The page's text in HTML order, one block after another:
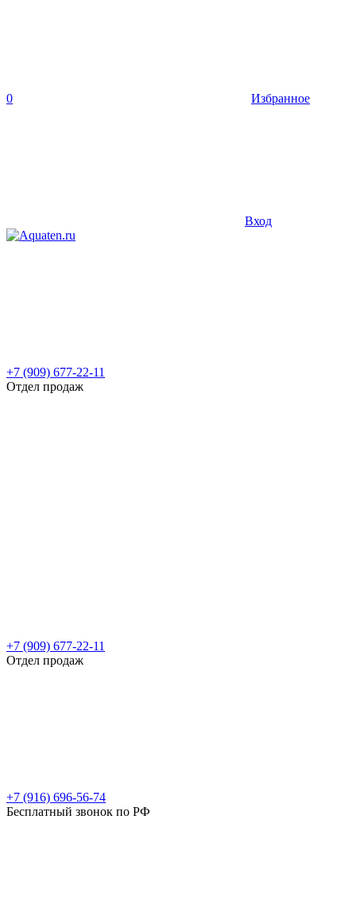
0 Избранное
Вход
+7 (909) 677-22-11
Отдел продаж
+7 (909) 677-22-11
Отдел продаж
+7 (916) 696-56-74
Бесплатный звонок по РФ